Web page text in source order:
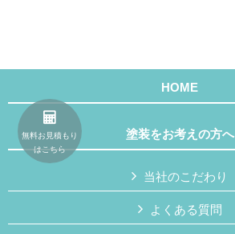
HOME
塗装をお考えの方へ
当社のこだわり
よくある質問
無料お見積もり
はこちら